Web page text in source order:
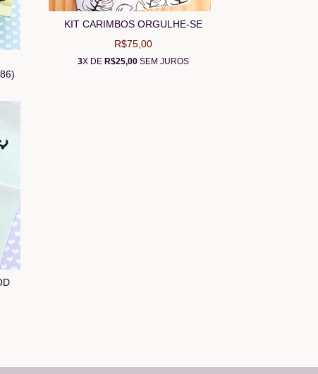
KIT CARIMBOS ORGULHE-SE
R$75,00
3X DE R$25,00 SEM JUROS